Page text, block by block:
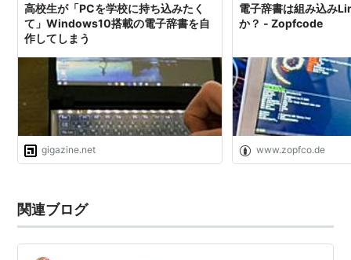
高校生が「PCを学校に持ち込みたく
て」Windows10搭載の電子辞書を自
作してしまう
gigazine.net
電子辞書は組み込み
か？ - Zopfcode
www.zopfco.de
関連ブログ